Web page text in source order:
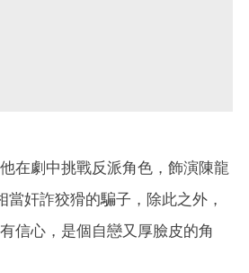
在劇中挑戰反派角色，飾演陳龍
奸詐狡猾的騙子，除此之外，
信心，是個自戀又厚臉皮的角